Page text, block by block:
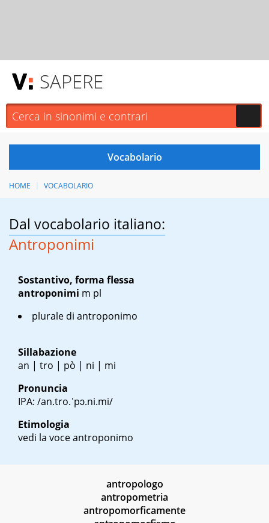
SAPERE
HOME VOCABOLARIO
Dal vocabolario italiano:
Antroponimi
Sostantivo, forma flessa
antroponimi m pl
plurale di antroponimo
Sillabazione
an | tro | pò | ni | mi
Pronuncia
IPA: /an.tro.ˈpɔ.ni.mi/
Etimologia
vedi la voce antroponimo
antropologo
antropometria
antropomorficamente